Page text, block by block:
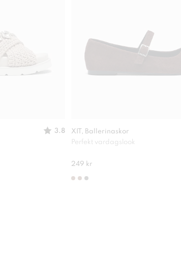
3.8
XIT, Ballerinaskor
Perfekt vardagslook
249 kr